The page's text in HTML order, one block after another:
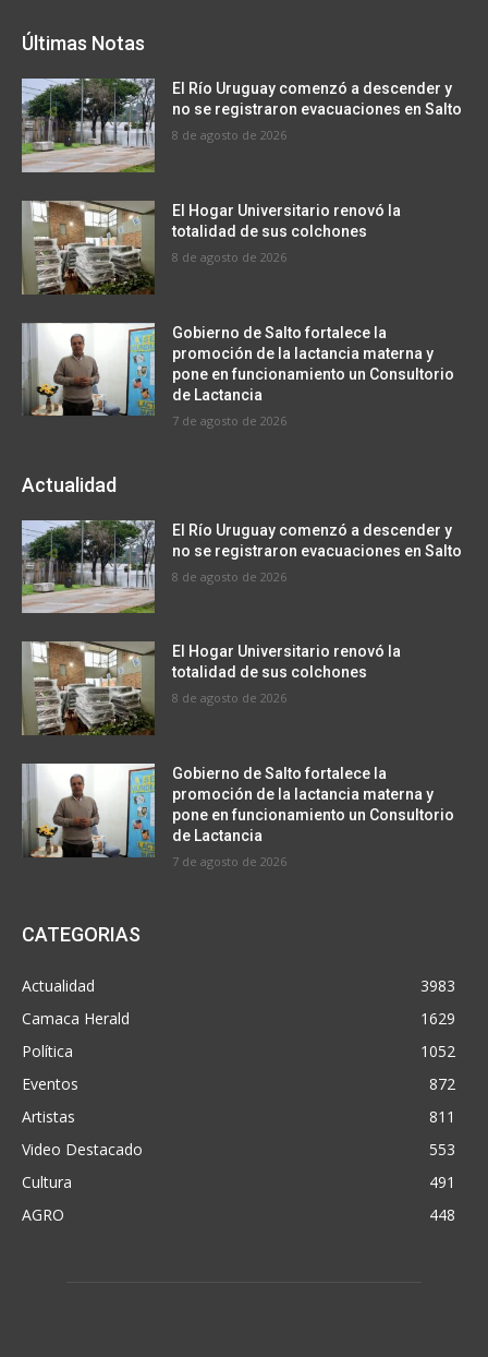
Últimas Notas
El Río Uruguay comenzó a descender y
no se registraron evacuaciones en Salto
8 de agosto de 2026
El Hogar Universitario renovó la
totalidad de sus colchones
8 de agosto de 2026
Gobierno de Salto fortalece la
promoción de la lactancia materna y
pone en funcionamiento un Consultorio
de Lactancia
7 de agosto de 2026
Actualidad
El Río Uruguay comenzó a descender y
no se registraron evacuaciones en Salto
8 de agosto de 2026
El Hogar Universitario renovó la
totalidad de sus colchones
8 de agosto de 2026
Gobierno de Salto fortalece la
promoción de la lactancia materna y
pone en funcionamiento un Consultorio
de Lactancia
7 de agosto de 2026
CATEGORIAS
Actualidad
3983
Camaca Herald
1629
Política
1052
Eventos
872
Artistas
811
Video Destacado
553
Cultura
491
AGRO
448